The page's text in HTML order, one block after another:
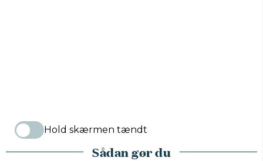
Hold skærmen tændt
Sådan gør du